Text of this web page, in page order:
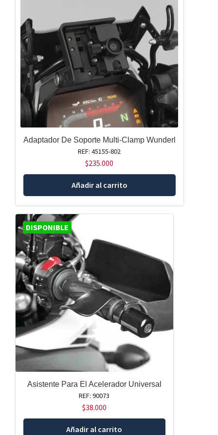
Adaptador De Soporte Multi-Clamp Wunderl
REF: 45155-802
$235.000
Añadir al carrito
DISPONIBLE
Asistente Para El Acelerador Universal
REF: 90073
$38.000
Añadir al carrito